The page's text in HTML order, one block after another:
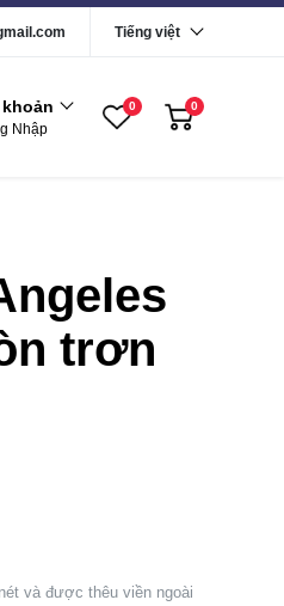
Tiếng việt
Nhập
0 0
trơn
và được thêu viền ngoài